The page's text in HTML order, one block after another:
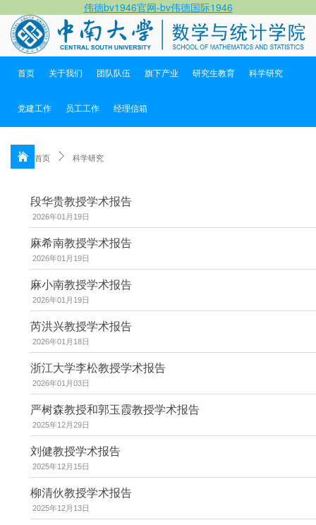
伟德bv1946官网-bv伟德国际1946
首页 关于我们 团队队伍 旗下产业 研究生教育 科学研究
党建工作 员工工作 经理信箱
首页 科学研究
段华贵教授学术报告
2026年01月19日
麻希南教授学术报告
2026年01月19日
麻小南教授学术报告
2026年01月19日
芮洪兴教授学术报告
2026年01月18日
浙江大学李松教授学术报告
2026年01月03日
严树森教授和郭玉霞教授学术报告
2025年12月29日
刘健教授学术报告
2025年12月15日
柳清伙教授学术报告
2025年12月13日